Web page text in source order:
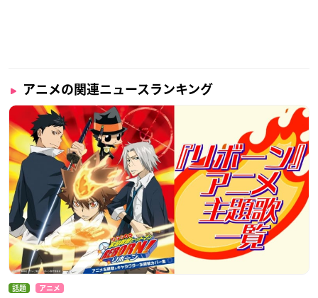
アニメの関連ニュースランキング
話題 アニメ